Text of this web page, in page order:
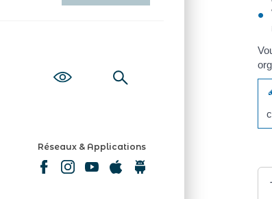
Réseaux & Applications